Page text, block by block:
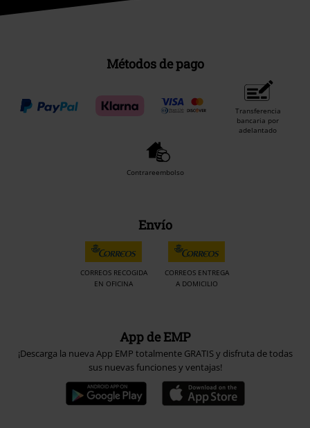
Métodos de pago
Transferencia
bancaria por
adelantado
Contrareembolso
Envío
CORREOS RECOGIDA
EN OFICINA
CORREOS ENTREGA
A DOMICILIO
App de EMP
¡Descarga la nueva App EMP totalmente GRATIS y disfruta de todas
sus nuevas funciones y ventajas!